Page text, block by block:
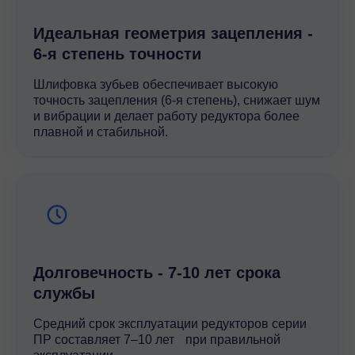
Идеальная геометрия зацепления -
6-я степень точности
Шлифовка зубьев обеспечивает высокую
точность зацепления (6-я степень), снижает шум
и вибрации и делает работу редуктора более
плавной и стабильной.
Долговечность - 7-10 лет срока
службы
Средний срок эксплуатации редукторов серии
ПР составляет 7–10 лет при правильной